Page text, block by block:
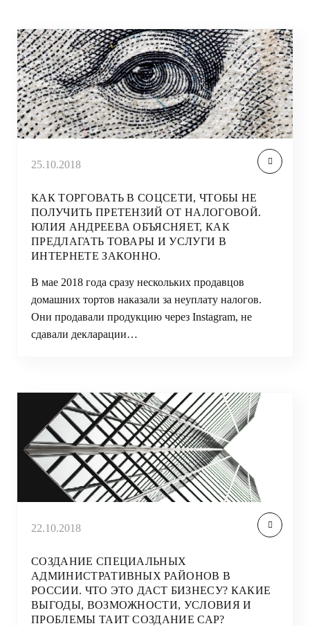
25.10.2018
КАК ТОРГОВАТЬ В СОЦСЕТИ, ЧТОБЫ НЕ
ПОЛУЧИТЬ ПРЕТЕНЗИЙ ОТ НАЛОГОВОЙ.
ЮЛИЯ АНДРЕЕВА ОБЪЯСНЯЕТ, КАК
ПРЕДЛАГАТЬ ТОВАРЫ И УСЛУГИ В
ИНТЕРНЕТЕ ЗАКОННО.
В мае 2018 года сразу нескольких продавцов
домашних тортов наказали за неуплату налогов.
Они продавали продукцию через Instagram, не
сдавали декларации…
22.10.2018
СОЗДАНИЕ СПЕЦИАЛЬНЫХ
АДМИНИСТРАТИВНЫХ РАЙОНОВ В
РОССИИ. ЧТО ЭТО ДАСТ БИЗНЕСУ? КАКИЕ
ВЫГОДЫ, ВОЗМОЖНОСТИ, УСЛОВИЯ И
ПРОБЛЕМЫ ТАИТ СОЗДАНИЕ САР?